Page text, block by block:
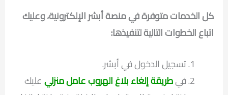
كل الخدمات متوفرة في منصة أبشر الإلكترونية، وعليك
اتباع الخطوات التالية لتنفيذها:
تسجيل الدخول في أبشر.
فيطريقة إلغاء بلاغ الهروب عامل منزليعليك